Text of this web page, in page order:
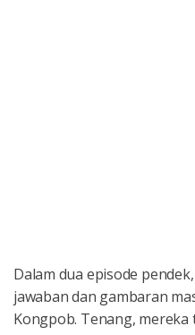
Dalam dua episode
jawaban dan gambaran
Kongpob. Tenang, mereka